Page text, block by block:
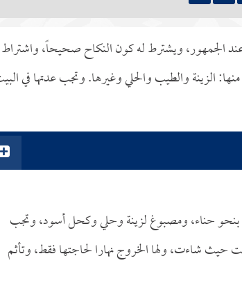
الجمهور، ويشترط له كون النكاح صحيحاً، واشتراط
الزينة والطيب والحلي وغيرها. وتجب عدتها في
بنحو حناء، ومصبوغ لزينة وحلي وكحل أسود، وتجب
شاءت، ولها الخروج نهارا لحاجتها فقط، وتأثم